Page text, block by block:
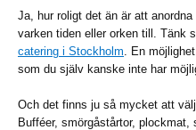
Ja, hur roligt det än är att
varken tiden eller orken till. Tänk
catering i Stockholm . En
som du själv kanske inte har
Och det finns ju så mycket att
Bufféer, smörgåstårtor, plockmat,